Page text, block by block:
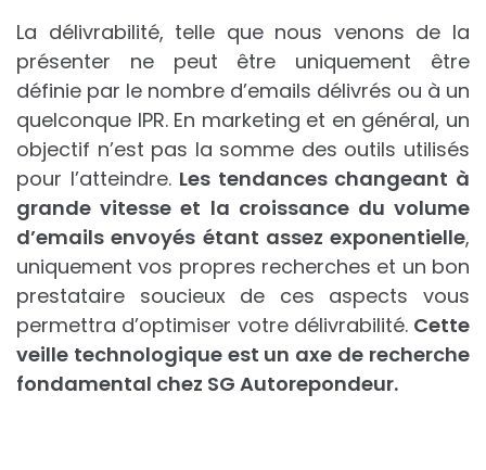
La délivrabilité, telle que nous venons de la
présenter ne peut être uniquement être
définie par le nombre d’emails délivrés ou à un
quelconque IPR. En marketing et en général, un
objectif n’est pas la somme des outils utilisés
pour l’atteindre. Les tendances changeant à
grande vitesse et la croissance du volume
d’emails envoyés étant assez exponentielle,
uniquement vos propres recherches et un bon
prestataire soucieux de ces aspects vous
permettra d’optimiser votre délivrabilité. Cette
veille technologique est un axe de recherche
fondamental chez SG Autorepondeur.